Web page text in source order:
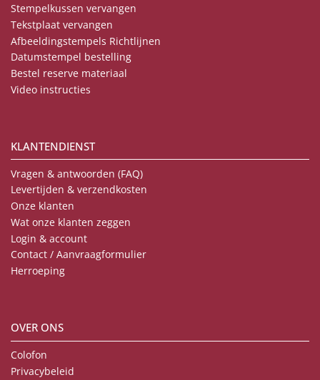
Stempelkussen vervangen
Tekstplaat vervangen
Afbeeldingstempels Richtlijnen
Datumstempel bestelling
Bestel reserve materiaal
Video instructies
KLANTENDIENST
Vragen & antwoorden (FAQ)
Levertijden & verzendkosten
Onze klanten
Wat onze klanten zeggen
Login & account
Contact / Aanvraagformulier
Herroeping
OVER ONS
Colofon
Privacybeleid